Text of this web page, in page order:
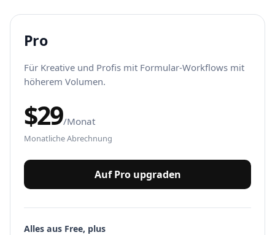
Pro
Für Kreative und Profis mit Formular-Workflows mit
höherem Volumen.
$29/Monat
Monatliche Abrechnung
Auf Pro upgraden
Alles aus Free, plus